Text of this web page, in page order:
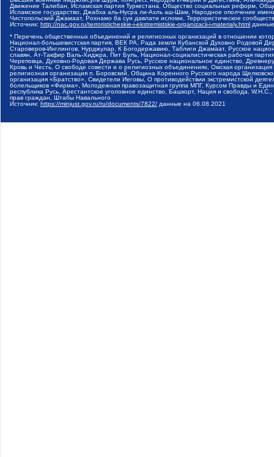
Движение Талибан, Исламская партия Туркестана, Общество социальных реформ,
Исламское государство, Джабха аль-Нусра ли-Ахль аш-Шам, Народное ополчение
Чистопольский Джамаат, Рохнамо ба суи давлати исломи, Террористическое
Источник: http://nac.gov.ru/terroristicheskie-i-ekstremistskie-organizacii-i-materialy.html
* Перечень общественных объединений и религиозных организаций в отношении
Национал-большевистская партия, ВЕК РА, Рада земли Кубанской Духовно Родовой
Староверов-Инглингов, Нурджулар, К Богодержавию, Таблиги Джамаат, Русское
славян, Ат-Такфир Валь-Хиджра, Пит Буль, Национал-социалистическая рабочая
Череповца, Духовно-Родовая Держава Русь, Русское национальное единство,
Кровь и Честь, О свободе совести и о религиозных объединениях, Омская
религиозная организация п. Боровский, Община Коренного Русского народа
организация «Братство», Свидетели Иеговы, О противодействии экстремистской
болельщиков «Фирма», Молодежная правозащитная группа МПГ, Курсом Правды и
республика Русь, Арестантское уголовное единство, Башкорт, Нация и свобода,
прав граждан, Штабы Навального
Источник: https://minjust.gov.ru/ru/documents/7822/ данные на 06.08.2021